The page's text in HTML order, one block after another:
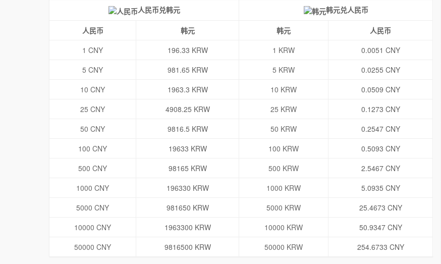
人民币兑韩元 韩元兑人民币
人民币 韩元 韩元
人民币
1 CNY
196.33 KRW 1 KRW
0.0051 CNY
5 CNY
981.65 KRW 5 KRW
0.0255 CNY
10 CNY
1963.3 KRW 10 KRW
0.0509 CNY
25 CNY
4908.25 KRW 25 KRW
0.1273 CNY
50 CNY
9816.5 KRW 50 KRW
0.2547 CNY
100 CNY
19633 KRW 100 KRW
0.5093 CNY
500 CNY
98165 KRW 500 KRW
2.5467 CNY
1000 CNY
196330 KRW 1000 KRW
5.0935 CNY
5000 CNY
981650 KRW 5000 KRW
25.4673 CNY
10000 CNY
1963300 KRW 10000 KRW
50.9347 CNY
50000 CNY
9816500 KRW 50000 KRW 254.6733 CNY